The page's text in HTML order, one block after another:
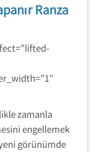
Ranza
zamanla
engellemek
görünümde